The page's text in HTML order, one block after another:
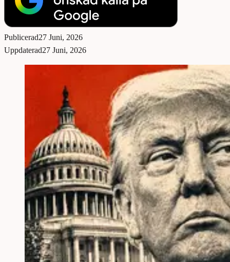
Publicerad27 Juni, 2026
Uppdaterad27 Juni, 2026